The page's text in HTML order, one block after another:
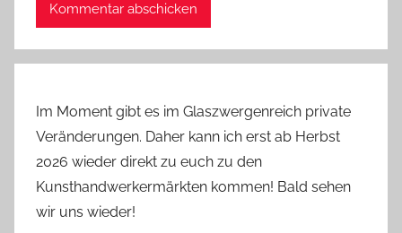
Im Moment gibt es im Glaszwergenreich private
Veränderungen. Daher kann ich erst ab Herbst
2026 wieder direkt zu euch zu den
Kunsthandwerkermärkten kommen! Bald sehen
wir uns wieder!